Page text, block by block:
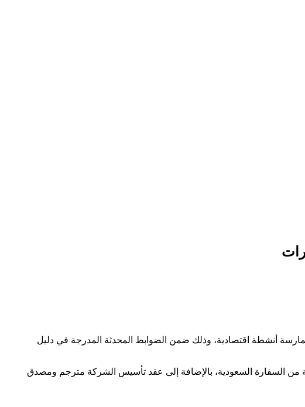
أنشطة اقتصادية، وذلك ضمن الضوابط المحدثة المدرجة في دليل
من السفارة السعودية، بالإضافة إلى عقد تأسيس الشركة مترجم ومصدق